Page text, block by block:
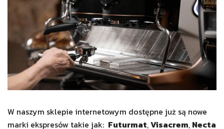
W naszym sklepie internetowym dostępne już są nowe
marki ekspresów takie jak: Futurmat,Visacrem, Necta